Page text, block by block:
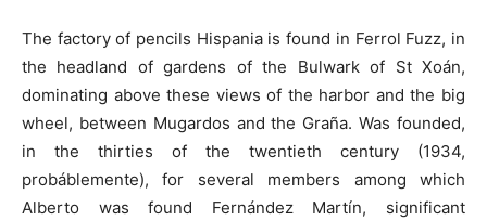
The factory of pencils Hispania is found in Ferrol Fuzz, in
the headland of gardens of the Bulwark of St Xoán,
dominating above these views of the harbor and the big
wheel, between Mugardos and the Graña. Was founded,
in the thirties of the twentieth century (1934,
probáblemente), for several members among which
Alberto was found Fernández Martín, significant